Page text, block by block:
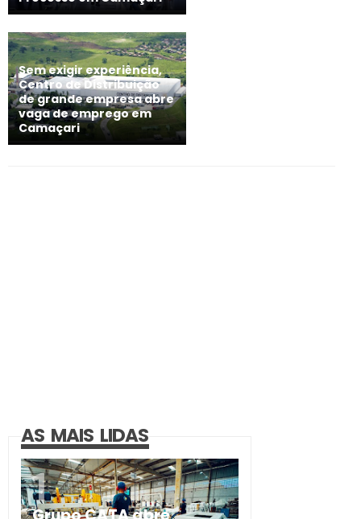
Sem exigir experiência,
Centro de Distribuição
de grande empresa abre
vaga de emprego em
Camaçari
AS MAIS LIDAS